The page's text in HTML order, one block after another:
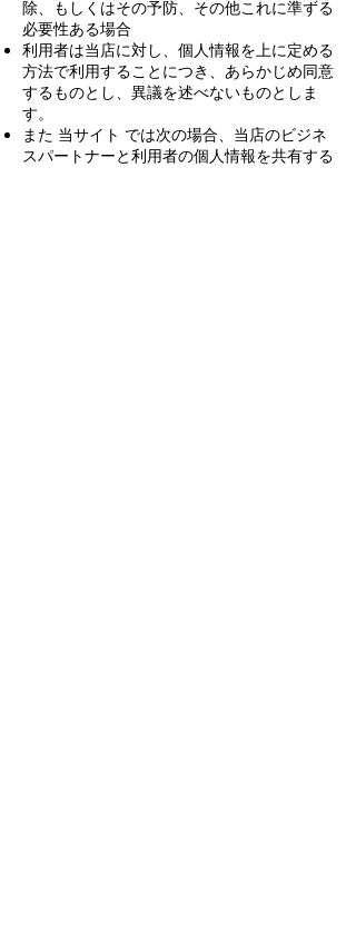
除、もしくはその予防、その他これに準ずる
必要性ある場合
利用者は当店に対し、個人情報を上に定める
方法で利用することにつき、あらかじめ同意
するものとし、異議を述べないものとしま
す。
また 当サイト では次の場合、当店のビジネ
スパートナーと利用者の個人情報を共有する